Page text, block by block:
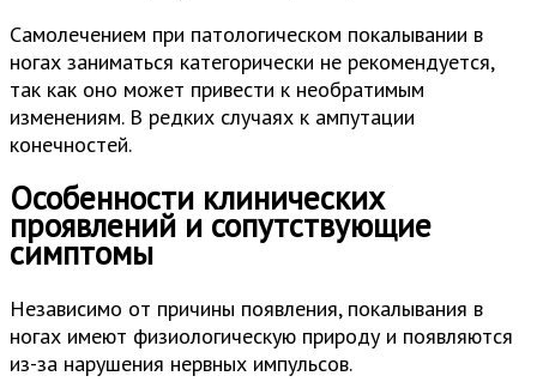
Самолечением при патологическом покалывании в
ногах заниматься категорически не рекомендуется,
так как оно может привести к необратимым
изменениям. В редких случаях к ампутации
конечностей.
Особенности клинических
проявлений и сопутствующие
симптомы
Независимо от причины появления, покалывания в
ногах имеют физиологическую природу и появляются
из-за нарушения нервных импульсов.